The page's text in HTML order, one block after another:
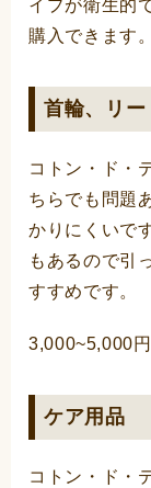
イプが衛生的
購入できます。
首輪、リー
コトン・ド・
ちらでも問題
かりにくいで
もあるので引
すすめです。
3,000~5,000
ケア用品
コトン・ド・